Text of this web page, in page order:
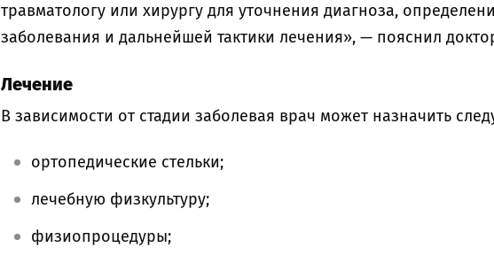
травматологу или хирургу для уточнения диагноза,
заболевания и дальнейшей тактики лечения», — пояснил
Лечение
В зависимости от стадии заболевая врач может назначить
ортопедические стельки;
лечебную физкультуру;
физиопроцедуры;